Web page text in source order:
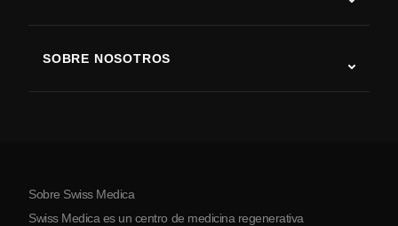
Enfermedad de Parkinson
Artritis
SOBRE NOSOTROS
Sobre Serbia
Sobre Swiss Medica
Swiss Medica es un centro de medicina regenerativa